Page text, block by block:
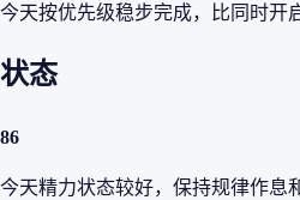
今天按优先级稳步完成，比同时开
状态
86
今天精力状态较好，保持规律作息